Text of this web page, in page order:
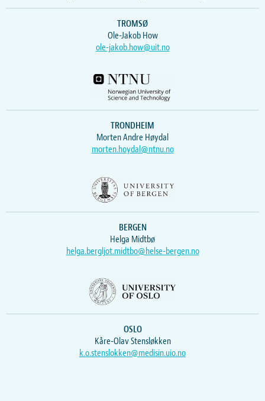
TROMSØ
Ole-Jakob How
ole-jakob.how@uit.no
TRONDHEIM
Morten Andre Høydal
morten.hoydal@ntnu.no
BERGEN
Helga Midtbø
helga.bergljot.midtbo@helse-bergen.no
OSLO
Kåre-Olav Stensløkken
k.o.stenslokken@medisin.uio.no